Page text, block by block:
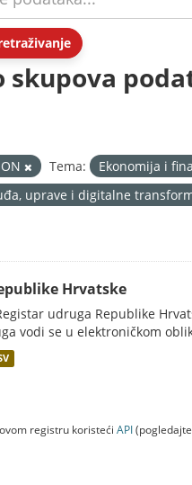
skupova
Tema: Ekonomija i
uprave i digitalne
Hrvatske
udruga Republike
vodi se u elektroničkom
registru koristeći API(pogledajte